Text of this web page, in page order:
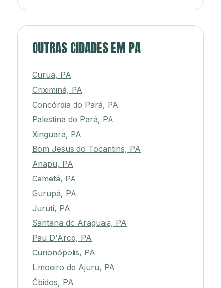
OUTRAS CIDADES EM PA
Curuá, PA
Oriximiná, PA
Concórdia do Pará, PA
Palestina do Pará, PA
Xinguara, PA
Bom Jesus do Tocantins, PA
Anapu, PA
Cametá, PA
Gurupá, PA
Juruti, PA
Santana do Araguaia, PA
Pau D'Arco, PA
Curionópolis, PA
Limoeiro do Ajuru, PA
Óbidos, PA